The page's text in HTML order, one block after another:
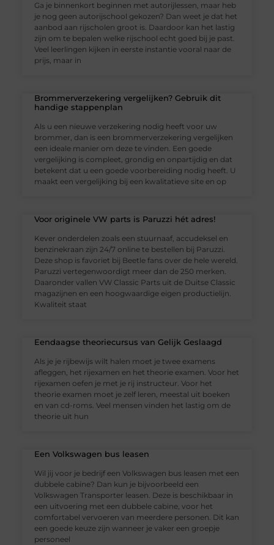
Ga je binnenkort beginnen met autorijlessen, maar heb
je nog geen autorijschool gekozen? Dan weet je dat het
aanbod aan rijscholen groot is. Daardoor kan het lastig
zijn om te bepalen welke rijschool echt goed bij je past.
Veel leerlingen kijken in eerste instantie vooral naar de
prijs, maar in
Brommerverzekering vergelijken? Gebruik dit
handige stappenplan
Als u een nieuwe verzekering nodig heeft voor uw
brommer, dan is een brommerverzekering vergelijken
een ideale manier om deze te vinden. Een goede
vergelijking is compleet, grondig en onpartijdig en dat
betekent dat u een goede voorbereiding nodig heeft. U
maakt een vergelijking bij een kwalitatieve site en op
Voor originele VW parts is Paruzzi hét adres!
Kever onderdelen zoals een stuurnaaf, accudeksel en
benzinekraan zijn 24/7 online te bestellen bij Paruzzi.
Deze shop is favoriet bij Beetle fans over de hele wereld.
Paruzzi vertegenwoordigt meer dan de 250 merken.
Daaronder vallen VW Classic Parts uit de Duitse Classic
magazijnen en een hoogwaardige eigen productielijn.
Kwaliteit staat
Eendaagse theoriecursus van Gelijk Geslaagd
Als je je rijbewijs wilt halen moet je twee examens
afleggen, het rijexamen en het theorie examen. Voor het
rijexamen oefen je met je rij instructeur. Voor het
theorie examen moet je zelf leren, meestal uit boeken
en van cd-roms. Veel mensen vinden het lastig om de
theorie uit hun
Een Volkswagen bus leasen
Wil jij voor je bedrijf een Volkswagen bus leasen met een
dubbele cabine? Dan kun je bijvoorbeeld een
Volkswagen Transporter leasen. Deze is beschikbaar in
een uitvoering met een dubbele cabine, voor het
comfortabel vervoeren van meerdere personen. Dit kan
een goede keuze zijn wanneer je vaker een groepje
personeel